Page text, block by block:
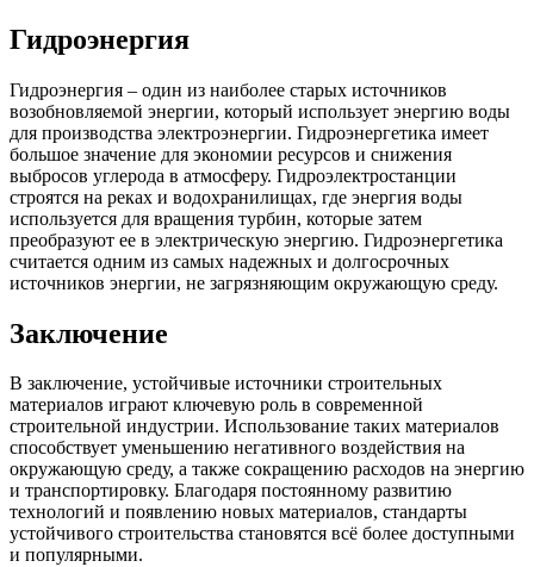
Гидроэнергия
Гидроэнергия – один из наиболее старых источников
возобновляемой энергии, который использует энергию воды
для производства электроэнергии. Гидроэнергетика имеет
большое значение для экономии ресурсов и снижения
выбросов углерода в атмосферу. Гидроэлектростанции
строятся на реках и водохранилищах, где энергия воды
используется для вращения турбин, которые затем
преобразуют ее в электрическую энергию. Гидроэнергетика
считается одним из самых надежных и долгосрочных
источников энергии, не загрязняющим окружающую среду.
Заключение
В заключение, устойчивые источники строительных
материалов играют ключевую роль в современной
строительной индустрии. Использование таких материалов
способствует уменьшению негативного воздействия на
окружающую среду, а также сокращению расходов на энергию
и транспортировку. Благодаря постоянному развитию
технологий и появлению новых материалов, стандарты
устойчивого строительства становятся всё более доступными
и популярными.